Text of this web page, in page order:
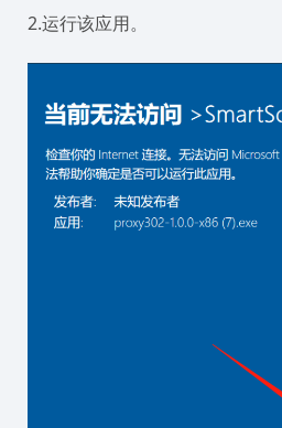
2.运行该应用。